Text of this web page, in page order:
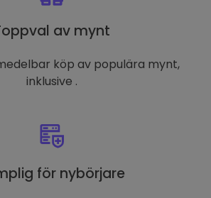
av mynt
köp av populära mynt,
inklusive .
för nybörjare